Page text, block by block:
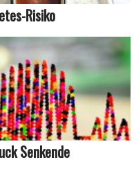
Risiko
Senkende